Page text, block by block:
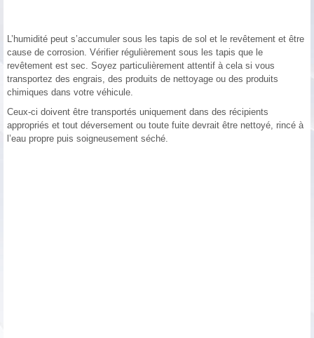
L’humidité peut s’accumuler sous les tapis de sol et le revêtement et être
cause de corrosion. Vérifier régulièrement sous les tapis que le
revêtement est sec. Soyez particulièrement attentif à cela si vous
transportez des engrais, des produits de nettoyage ou des produits
chimiques dans votre véhicule.
Ceux-ci doivent être transportés uniquement dans des récipients
appropriés et tout déversement ou toute fuite devrait être nettoyé, rincé à
l’eau propre puis soigneusement séché.